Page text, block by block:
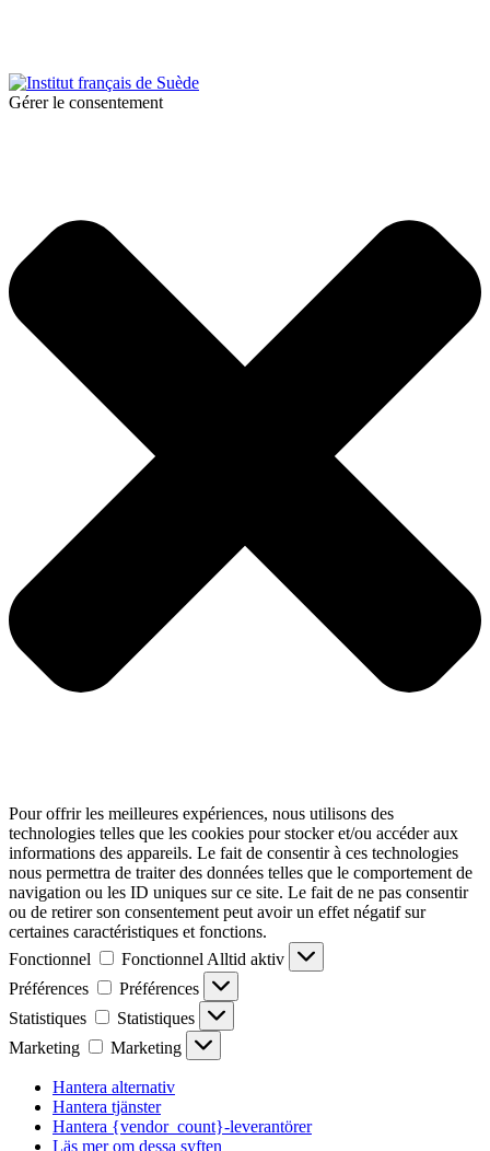
Gérer le consentement
Pour offrir les meilleures expériences, nous utilisons des
technologies telles que les cookies pour stocker et/ou accéder aux
informations des appareils. Le fait de consentir à ces technologies
nous permettra de traiter des données telles que le comportement de
navigation ou les ID uniques sur ce site. Le fait de ne pas consentir
ou de retirer son consentement peut avoir un effet négatif sur
certaines caractéristiques et fonctions.
Fonctionnel
Fonctionnel Alltid aktiv
Préférences
Préférences
Statistiques
Statistiques
Marketing
Marketing
Hantera alternativ
Hantera tjänster
Hantera {vendor_count}-leverantörer
Läs mer om dessa syften